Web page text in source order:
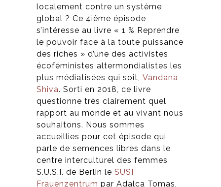
localement contre un système
global ? Ce 4ième épisode
s’intéresse au livre « 1 % Reprendre
le pouvoir face à la toute puissance
des riches » d’une des activistes
écoféministes altermondialistes les
plus médiatisées qui soit, Vandana
Shiva. Sorti en 2018, ce livre
questionne très clairement quel
rapport au monde et au vivant nous
souhaitons. Nous sommes
accueillies pour cet épisode qui
parle de semences libres dans le
centre interculturel des femmes
S.U.S.I. de Berlin le SUSI
Frauenzentrum par Adalca Tomas,